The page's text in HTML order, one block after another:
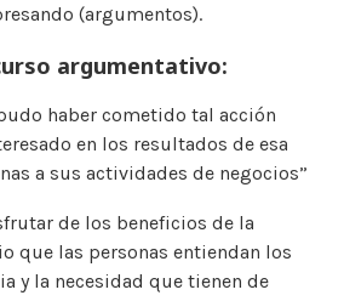
(argumentos).
argumentativo:
haber cometido tal acción
en los resultados de esa
a sus actividades de negocios”
de los beneficios de la
que las personas entiendan los
y la necesidad que tienen de